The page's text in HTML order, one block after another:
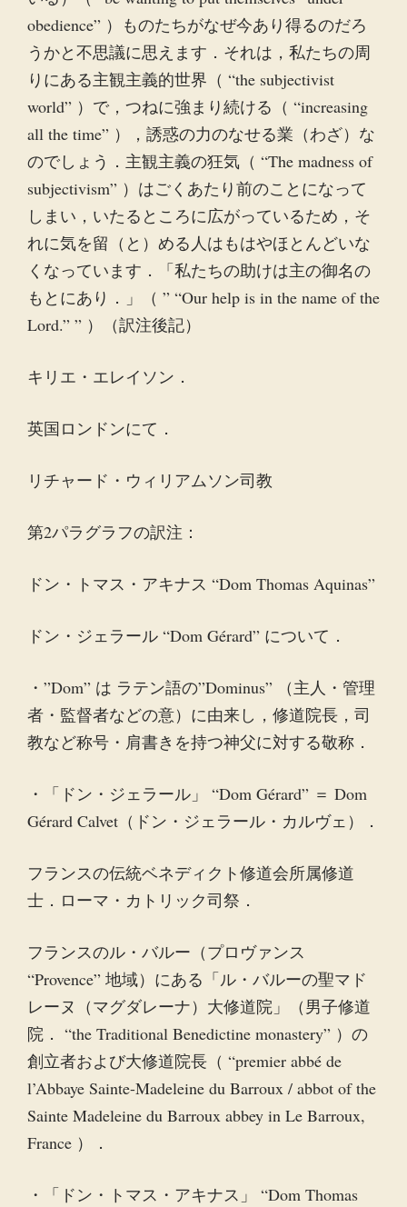
obedience” ）ものたちがなぜ今あり得るのだろ
うかと不思議に思えます．それは，私たちの周
りにある主観主義的世界（ “the subjectivist
world” ）で，つねに強まり続ける（ “increasing
all the time” ），誘惑の力のなせる業（わざ）な
のでしょう．主観主義の狂気（ “The madness of
subjectivism” ）はごくあたり前のことになって
しまい，いたるところに広がっているため，そ
れに気を留（と）める人はもはやほとんどいな
くなっています．「私たちの助けは主の御名の
もとにあり．」（ ” “Our help is in the name of the
Lord.” ” ）（訳注後記）
キリエ・エレイソン．
英国ロンドンにて．
リチャード・ウィリアムソン司教
第2パラグラフの訳注：
ドン・トマス・アキナス “Dom Thomas Aquinas”
ドン・ジェラール “Dom Gérard” について．
・”Dom” は ラテン語の”Dominus” （主人・管理
者・監督者などの意）に由来し，修道院長，司
教など称号・肩書きを持つ神父に対する敬称．
・「ドン・ジェラール」 “Dom Gérard” ＝ Dom
Gérard Calvet（ドン・ジェラール・カルヴェ）．
フランスの伝統ベネディクト修道会所属修道
士．ローマ・カトリック司祭．
フランスのル・バルー（プロヴァンス
“Provence” 地域）にある「ル・バルーの聖マド
レーヌ（マグダレーナ）大修道院」（男子修道
院． “the Traditional Benedictine monastery” ）の
創立者および大修道院長（ “premier abbé de
l’Abbaye Sainte-Madeleine du Barroux / abbot of the
Sainte Madeleine du Barroux abbey in Le Barroux,
France ）．
・「ドン・トマス・アキナス」 “Dom Thomas